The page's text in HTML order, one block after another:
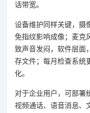
话带宽。
设备维护同样关键，摄
免指纹影响成像；麦克
致声音发闷，软件层面
存文件；每月检查系统
化。
对于企业用户，可部署
视频通话、语音消息、